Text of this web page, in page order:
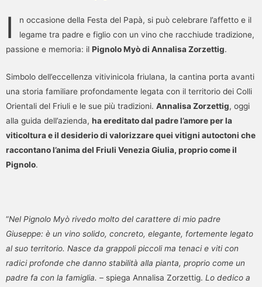
I
n occasione della Festa del Papà, si può celebrare l’affetto e il
legame tra padre e figlio con un vino che racchiude tradizione,
passione e memoria: il Pignolo Myò di Annalisa Zorzettig.
Simbolo dell’eccellenza vitivinicola friulana, la cantina porta avanti
una storia familiare profondamente legata con il territorio dei Colli
Orientali del Friuli e le sue più tradizioni. Annalisa Zorzettig, oggi
alla guida dell’azienda, ha ereditato dal padre l’amore per la
viticoltura e il desiderio di valorizzare quei vitigni autoctoni che
raccontano l’anima del Friuli Venezia Giulia, proprio come il
Pignolo.
“Nel Pignolo Myò rivedo molto del carattere di mio padre
Giuseppe: è un vino solido, concreto, elegante, fortemente legato
al suo territorio. Nasce da grappoli piccoli ma tenaci e viti con
radici profonde che danno stabilità alla pianta, proprio come un
padre fa con la famiglia. – spiega Annalisa Zorzettig. Lo dedico a